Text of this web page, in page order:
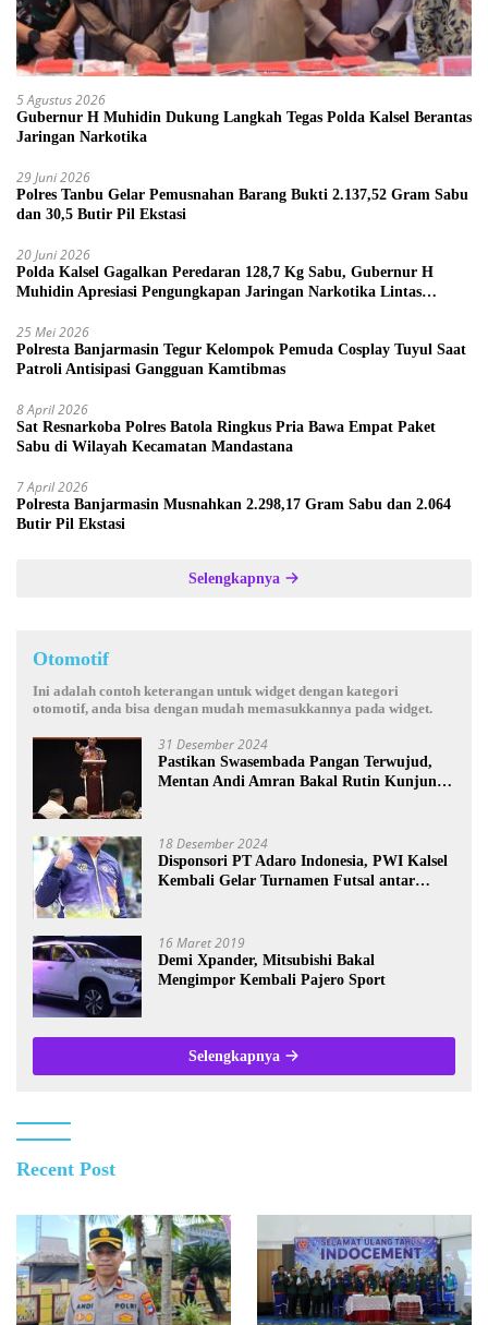
5 Agustus 2026
Gubernur H Muhidin Dukung Langkah Tegas Polda Kalsel Berantas
Jaringan Narkotika
29 Juni 2026
Polres Tanbu Gelar Pemusnahan Barang Bukti 2.137,52 Gram Sabu
dan 30,5 Butir Pil Ekstasi
20 Juni 2026
Polda Kalsel Gagalkan Peredaran 128,7 Kg Sabu, Gubernur H
Muhidin Apresiasi Pengungkapan Jaringan Narkotika Lintas
25 Mei 2026
Polresta Banjarmasin Tegur Kelompok Pemuda Cosplay Tuyul Saat
Patroli Antisipasi Gangguan Kamtibmas
8 April 2026
Sat Resnarkoba Polres Batola Ringkus Pria Bawa Empat Paket
Sabu di Wilayah Kecamatan Mandastana
7 April 2026
Polresta Banjarmasin Musnahkan 2.298,17 Gram Sabu dan 2.064
Butir Pil Ekstasi
Selengkapnya
Otomotif
Ini adalah contoh keterangan untuk widget dengan kategori
otomotif, anda bisa dengan mudah memasukkannya pada widget.
31 Desember 2024
Pastikan Swasembada Pangan Terwujud,
Mentan Andi Amran Bakal Rutin Kunjungi
18 Desember 2024
Disponsori PT Adaro Indonesia, PWI Kalsel
Kembali Gelar Turnamen Futsal antar
16 Maret 2019
Demi Xpander, Mitsubishi Bakal
Mengimpor Kembali Pajero Sport
Selengkapnya
Recent Post